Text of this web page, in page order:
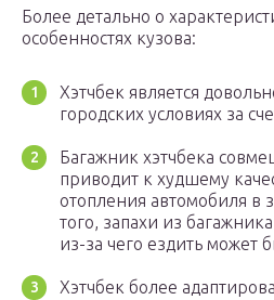
Более детально о
особенностях кузова:
Хэтчбек является
городских условиях за
Багажник хэтчбека
приводит к худшему
отопления автомобиля в
того, запахи из
из-за чего ездить может
Хэтчбек более